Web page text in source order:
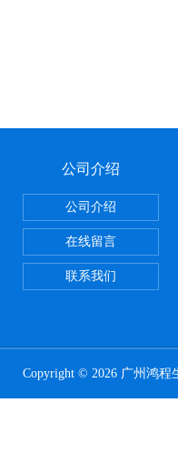
公司介绍
公司介绍
在线留言
联系我们
Copyright © 2026 广州鸿程